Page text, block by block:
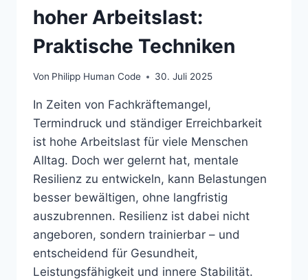
hoher Arbeitslast:
Praktische Techniken
Von Philipp Human Code 30. Juli 2025
In Zeiten von Fachkräftemangel,
Termindruck und ständiger Erreichbarkeit
ist hohe Arbeitslast für viele Menschen
Alltag. Doch wer gelernt hat, mentale
Resilienz zu entwickeln, kann Belastungen
besser bewältigen, ohne langfristig
auszubrennen. Resilienz ist dabei nicht
angeboren, sondern trainierbar – und
entscheidend für Gesundheit,
Leistungsfähigkeit und innere Stabilität.